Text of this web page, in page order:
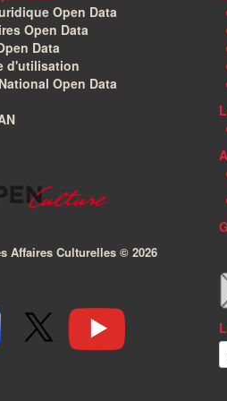
Open Data
Open Data
Data
d'utilisation
Open Data
Affaires Culturelles © 2026